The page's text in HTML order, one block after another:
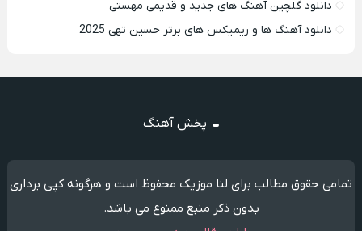
دانلود گلچین آهنگ های جدید و قدیمی مهستی
دانلود آهنگ ها و ریمیکس های برتر حسین تهی 2025
پخش آهنگ
تمامی حقوق مطالب برای لنا موزیک محفوظ است و هرگونه کپی برداری
بدون ذکر منبع ممنوع می باشد.